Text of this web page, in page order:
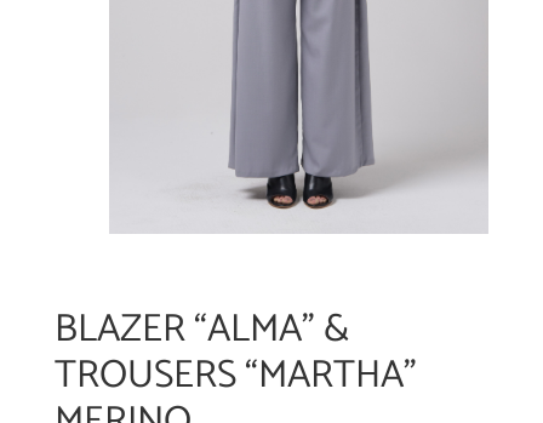
BLAZER “ALMA” &
TROUSERS “MARTHA”